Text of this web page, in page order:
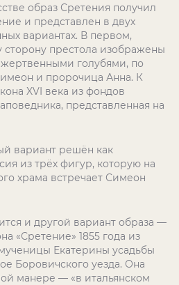
образ Сретения получил
и представлен в двух
вариантах. В первом,
престола изображены
голубями, по
и пророчица Анна. К
XVI века из фондов
представленная на
вариант решён как
из трёх фигур, которую на
храма встречает Симеон
и другой вариант образа —
«Сретение» 1855 года из
Екатерины усадьбы
Боровичского уезда. Она
манере — «в итальянском